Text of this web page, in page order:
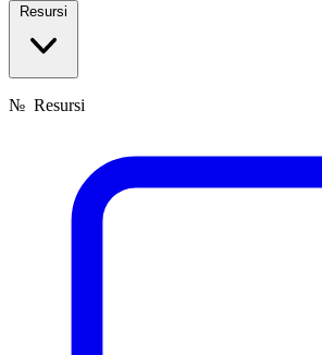
Resursi
№ Resursi